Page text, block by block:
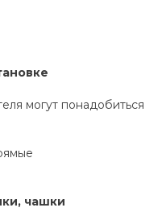
могут понадобиться
чашки